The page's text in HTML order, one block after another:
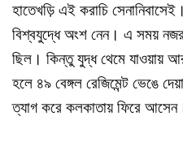
হাতেখড়ি এই করাচি
বিশ্বযুদ্ধে অংশ নেন। এ সময়
ছিল। কিন্তু যুদ্ধ থেমে যাওয়ায় আর
হলে ৪৯ বেঙ্গল রেজিমেন্ট ভেঙে
ত্যাগ করে কলকাতায় ফিরে